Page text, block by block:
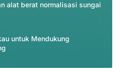
alat berat normalisasi sungai
untuk Mendukung